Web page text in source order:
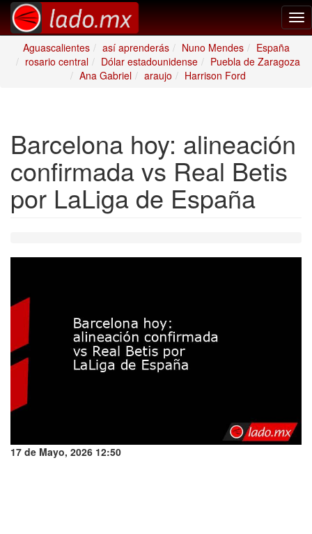
Aguascalientes
así aprenderás Nuno Mendes
España
rosario central
Dólar estadounidense
Puebla de Zaragoza
Ana Gabriel
araujo Harrison Ford
Barcelona hoy: alineación
confirmada vs Real Betis
por LaLiga de España
17 de Mayo, 2026 12:50